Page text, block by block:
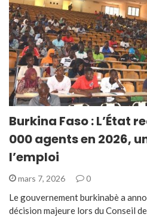
Burkina Faso : L’État
000 agents en 2026,
l’emploi
mars 7, 2026 0
Le gouvernement burkinabè a
décision majeure lors du Conseil